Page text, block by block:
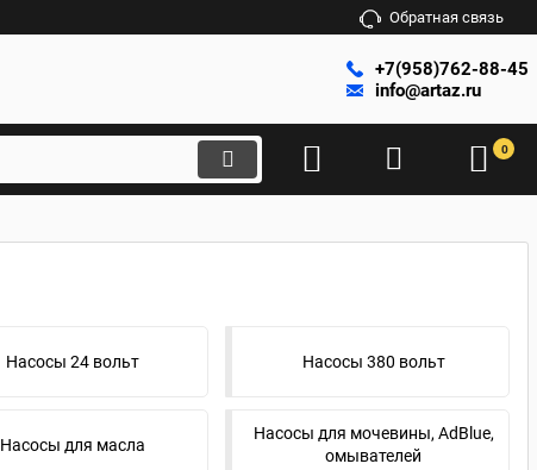
Обратная связь
+7(958)762-88-45
info@artaz.ru
0
Насосы 24 вольт Насосы 380 вольт
Насосы для масла
Насосы для мочевины, AdBlue,
омывателей